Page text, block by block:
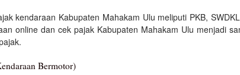
kendaraan Kabupaten Mahakam Ulu meliputi PKB,
online dan cek pajak Kabupaten Mahakam Ulu menjadi
Bermotor)